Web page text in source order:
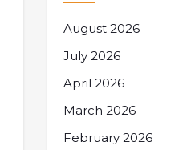
August 2026
July 2026
April 2026
March 2026
February 2026